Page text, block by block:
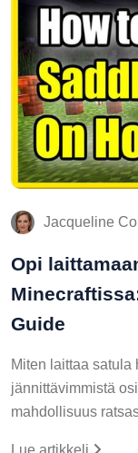
Jacqueline
Opi
Guide
Miten laittaa satula
jännittävimmistä
mahdollisuus
Lue artikkeli